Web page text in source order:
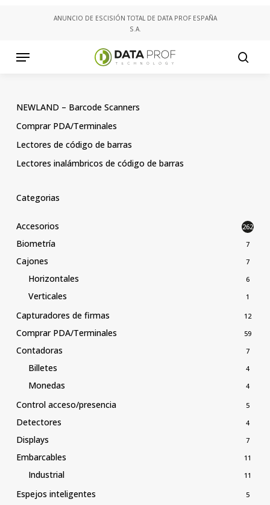
ANUNCIO DE ESCISIÓN TOTAL DE DATA PROF ESPAÑA
S.A.
Menu
NEWLAND – Barcode Scanners
Comprar PDA/Terminales
Lectores de código de barras
Lectores inalámbricos de código de barras
Categorias
Accesorios 262
Biometría 7
Cajones 7
Horizontales 6
Verticales 1
Capturadores de firmas 12
Comprar PDA/Terminales 59
Contadoras 7
Billetes 4
Monedas 4
Control acceso/presencia 5
Detectores 4
Displays 7
Embarcables 11
Industrial 11
Espejos inteligentes 5